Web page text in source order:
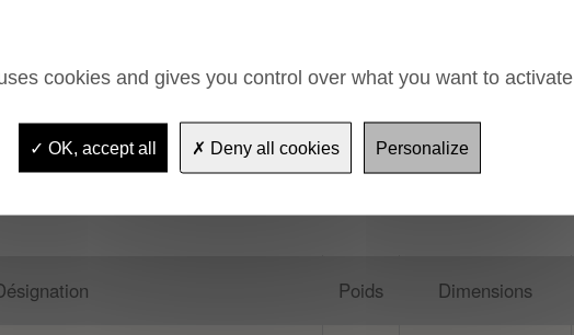
bois horizontale suspendus
rouges
Poids Dimensions
cookies and gives you control over what you want to activate
OK, accept all Deny all cookies Personalize